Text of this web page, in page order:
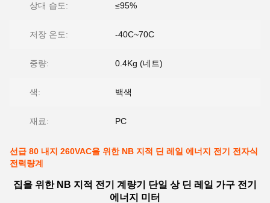
상대 습도: ≤95%
저장 온도: -40C~70C
중량: 0.4Kg (네트)
색: 백색
재료: PC
선급 80 내지 260VAC을 위한 NB 지적 딘 레일 에너지 전기 전자식
전력량계
집을 위한 NB 지적 전기 계량기 단일 상 딘 레일 가구 전기
에너지 미터